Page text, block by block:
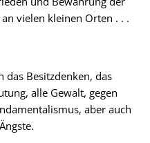
vielen kleinen Orten . . .
das Besitzdenken, das
alle Gewalt, gegen
aber auch